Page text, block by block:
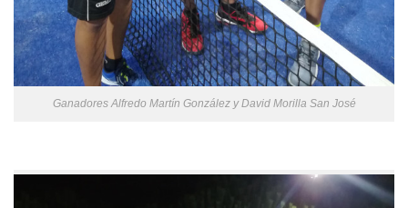
Ganadores Alfredo Martín González y David Morilla San José